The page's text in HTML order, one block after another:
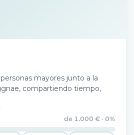
mayores junto a la
compartiendo tiempo,
de 1.000 € · 0%